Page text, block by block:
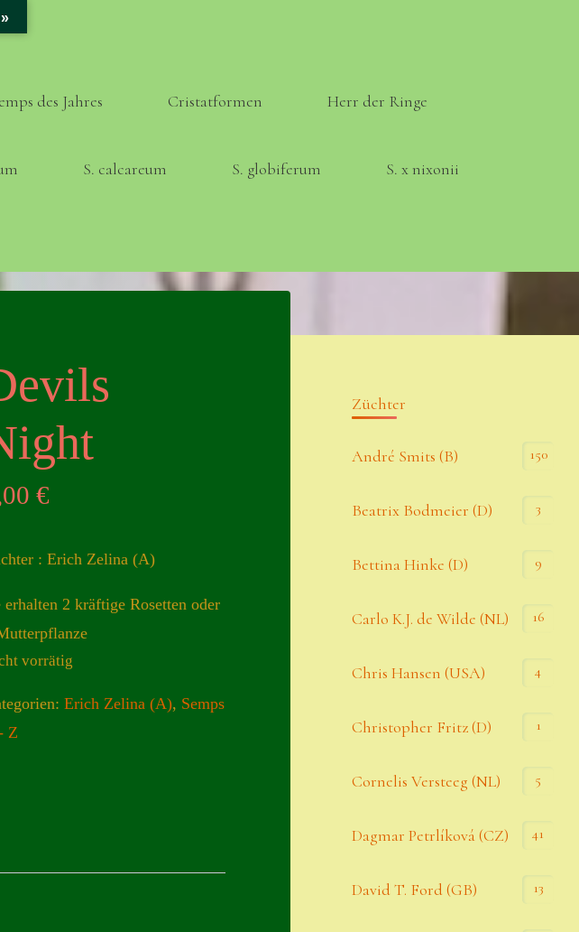
des Jahres Cristatformen Herr der Ringe
S. calcareum S. globiferum S. x nixonii
Erster Umgang mit Semps
€
: Erich Zelina (A)
erhalten 2 kräftige Rosetten oder
vorrätig
Erich Zelina (A), Semps
Z
Züchter
André Smits (B) 150
Beatrix Bodmeier (D) 3
Bettina Hinke (D) 9
Carlo K.J. de Wilde (NL) 16
Chris Hansen (USA) 4
Christopher Fritz (D) 1
Cornelis Versteeg (NL) 5
Dagmar Petrlíková (CZ) 41
David T. Ford (GB) 13